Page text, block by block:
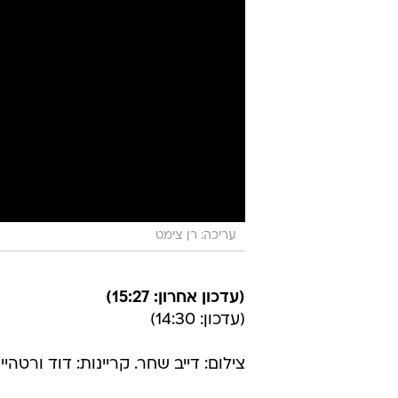
עריכה: רן צימט
(עדכון אחרון: 15:27)
(עדכון: 14:30)
צילום: דייב שחר. קריינות: דוד